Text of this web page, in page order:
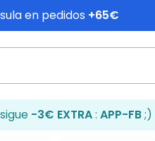
en pedidos +65€
-3€ EXTRA: APP-FB;)